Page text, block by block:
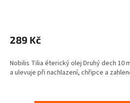
produktu
je
z
5
289 Kč
Nobilis Tilia éterický olej Druhý dech 10
a ulevuje při nachlazení, chřipce a